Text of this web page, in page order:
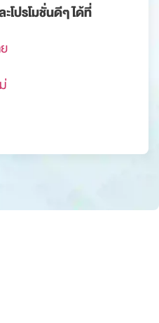
โปรโมชั่นดีๆ ได้ที่